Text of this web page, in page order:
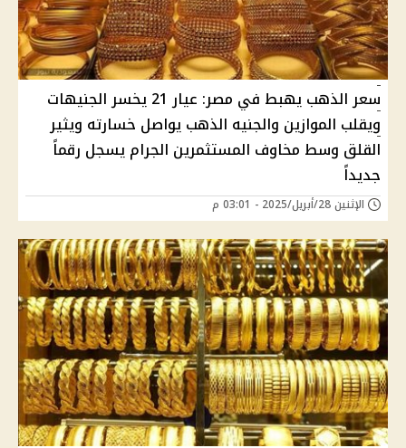
سعر الذهب يهبط في مصر: عيار 21 يخسر الجنيهات
ويقلب الموازين والجنيه الذهب يواصل خسارته ويثير
القلق وسط مخاوف المستثمرين الجرام يسجل رقماً
جديداً
الإثنين 28/أبريل/2025 - 03:01 م